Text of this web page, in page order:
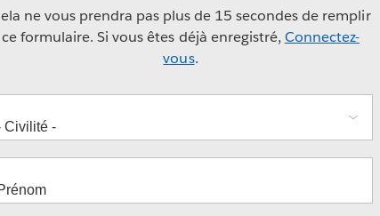
ne vous prendra pas plus de 15 secondes de remplir
ce formulaire. Si vous êtes déjà enregistré, Connectez-
vous.